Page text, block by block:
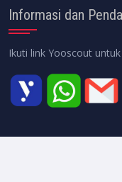
Informasi dan
Ikuti link Yooscout